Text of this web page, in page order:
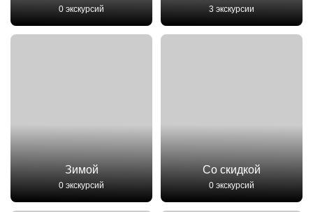
0 экскурсий 3 экскурсии
Зимой
0 экскурсий
Со скидкой
0 экскурсий